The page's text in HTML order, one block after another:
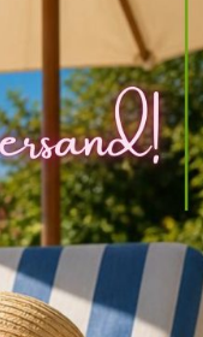
steckt